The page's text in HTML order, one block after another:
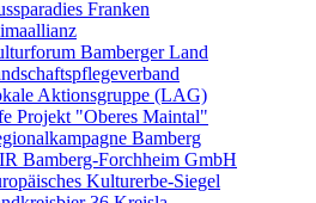
Franken
Bamberger Land
Aktionsgruppe (LAG)
Projekt "Oberes Maintal"
Bamberg
Bamberg-Forchheim GmbH
Kulturerbe-Siegel